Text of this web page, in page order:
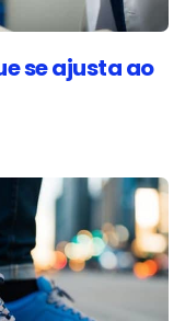
se ajusta ao